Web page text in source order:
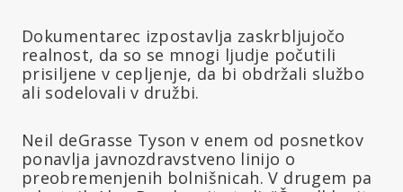
Dokumentarec izpostavlja zaskrbljujočo
realnost, da so se mnogi ljudje počutili
prisiljene v cepljenje, da bi obdržali službo
ali sodelovali v družbi.
Neil deGrasse Tyson v enem od posnetkov
ponavlja javnozdravstveno linijo o
preobremenjenih bolnišnicah. V drugem pa